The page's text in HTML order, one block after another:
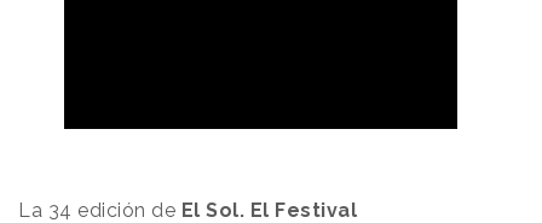
La 34 edición de El Sol. El Festival